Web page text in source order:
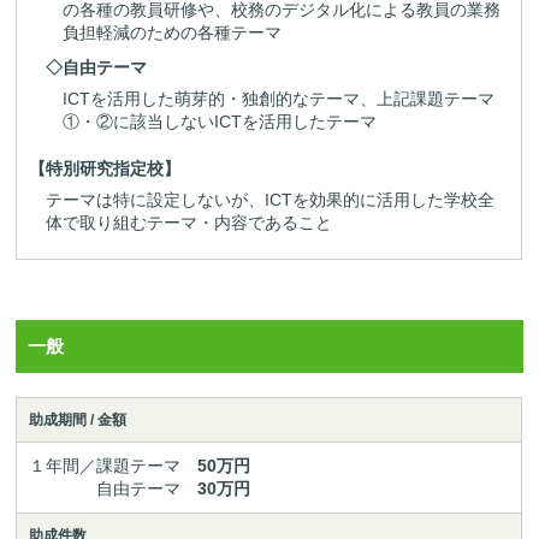
の各種の教員研修や、校務のデジタル化による教員の業務
負担軽減のための各種テーマ
◇自由テーマ
ICTを活用した萌芽的・独創的なテーマ、上記課題テーマ
①・②に該当しないICTを活用したテーマ
【特別研究指定校】
テーマは特に設定しないが、ICTを効果的に活用した学校全
体で取り組むテーマ・内容であること
一般
助成期間 / 金額
１年間／課題テーマ50万円
自由テーマ30万円
助成件数